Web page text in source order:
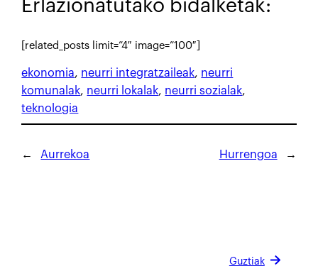
Erlazionatutako bidalketak:
[related_posts limit=”4″ image=”100″]
ekonomia, neurri integratzaileak, neurri
komunalak, neurri lokalak, neurri sozialak
teknologia
← Aurrekoa Hurrengoa →
Guztiak